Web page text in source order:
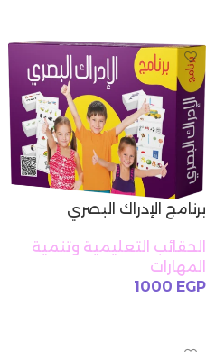
برنامج الإدراك البصري
الحقائب التعليمية وتنمية
المهارات
1000 EGP